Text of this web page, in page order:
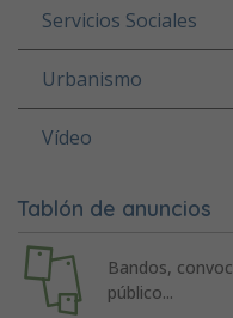
Servicios Sociales
Urbanismo
Vídeo
Tablón de anuncios
Bandos,
público...